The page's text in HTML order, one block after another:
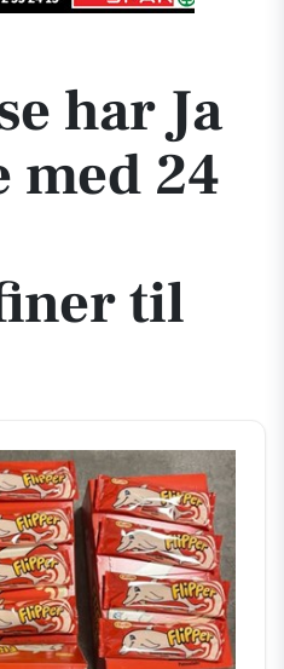
24 Cloetta skumdelfiner til 89,95 kr.
har Ja
med 24
til